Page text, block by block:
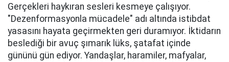
Gerçekleri haykıran sesleri kesmeye çalışıyor.
"Dezenformasyonla mücadele" adı altında istibdat
yasasını hayata geçirmekten geri duramıyor. İktidarın
beslediği bir avuç şımarık lüks, şatafat içinde
gününü gün ediyor. Yandaşlar, haramiler, mafyalar,